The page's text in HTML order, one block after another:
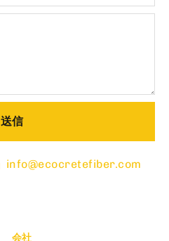
送信
info@ecocretefiber.com
会社